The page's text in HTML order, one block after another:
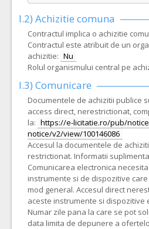
I.2) Achizitie comuna
Contractul implica o achizitie
Contractul este atribuit de un
achizitie: Nu
Rolul organismului central pe
I.3) Comunicare
Documentele de achizitii publice
access direct, nerestrictionat,
la: https://e-licitatie.ro/pub/
notice/v2/view/100146086
Accesul la documentele de
restrictionat. Informatii
Comunicarea electronica
instrumente si de dispozitive
mod general. Accesul direct
aceste instrumente si dispozitive
Numar zile pana la care se pot
data limita de depunere a